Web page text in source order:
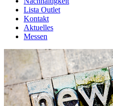
Lista Outlet
Kontakt
Aktuelles
Messen